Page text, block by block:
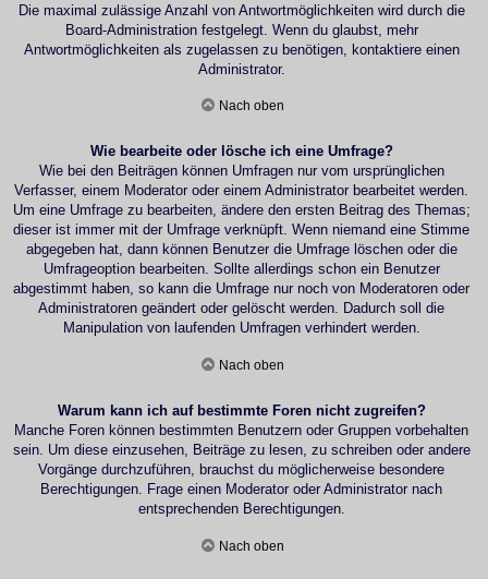
Die maximal zulässige Anzahl von Antwortmöglichkeiten wird durch die
Board-Administration festgelegt. Wenn du glaubst, mehr
Antwortmöglichkeiten als zugelassen zu benötigen, kontaktiere einen
Administrator.
Nach oben
Wie bearbeite oder lösche ich eine Umfrage?
Wie bei den Beiträgen können Umfragen nur vom ursprünglichen
Verfasser, einem Moderator oder einem Administrator bearbeitet werden.
Um eine Umfrage zu bearbeiten, ändere den ersten Beitrag des Themas;
dieser ist immer mit der Umfrage verknüpft. Wenn niemand eine Stimme
abgegeben hat, dann können Benutzer die Umfrage löschen oder die
Umfrageoption bearbeiten. Sollte allerdings schon ein Benutzer
abgestimmt haben, so kann die Umfrage nur noch von Moderatoren oder
Administratoren geändert oder gelöscht werden. Dadurch soll die
Manipulation von laufenden Umfragen verhindert werden.
Nach oben
Warum kann ich auf bestimmte Foren nicht zugreifen?
Manche Foren können bestimmten Benutzern oder Gruppen vorbehalten
sein. Um diese einzusehen, Beiträge zu lesen, zu schreiben oder andere
Vorgänge durchzuführen, brauchst du möglicherweise besondere
Berechtigungen. Frage einen Moderator oder Administrator nach
entsprechenden Berechtigungen.
Nach oben